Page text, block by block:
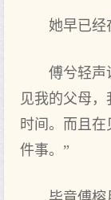
她早已经
傅兮轻声
见我的父母
时间。而且
件事。”